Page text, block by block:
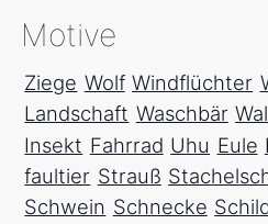
Motive
Ziege Wolf Windflüchter
Landschaft Waschbär
Insekt Fahrrad Uhu Eule
faultier Strauß
Schwein Schnecke